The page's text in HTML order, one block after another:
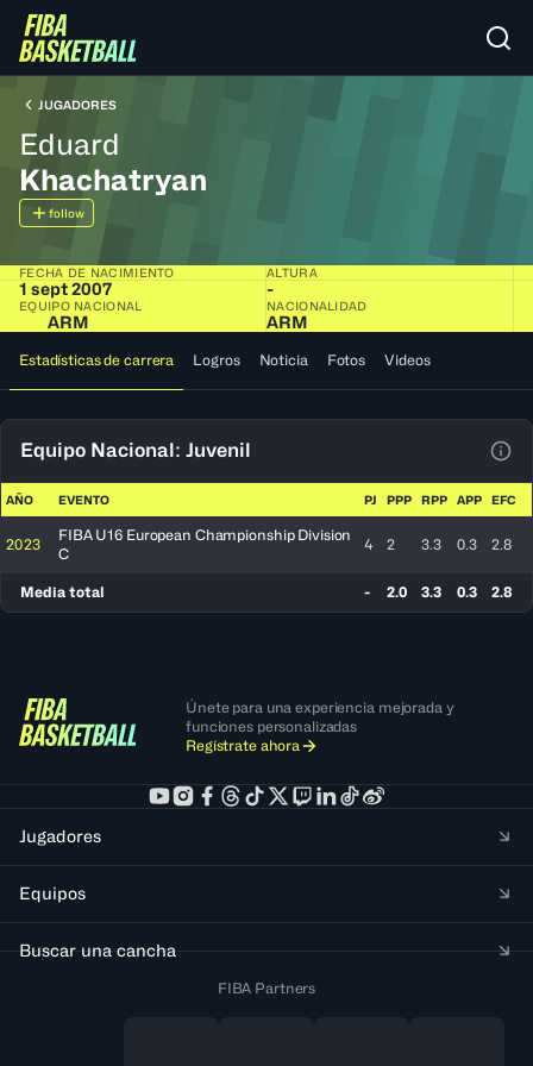
JUGADORES
Eduard
Khachatryan
follow
FECHA DE NACIMIENTO
1 sept 2007
ALTURA
-
EQUIPO NACIONAL
ARM
NACIONALIDAD
ARM
Estadísticas de carrera Logros Noticia Fotos Videos
Equipo Nacional: Juvenil
AÑO EVENTO PJ PPP RPP APP EFC
2023
FIBA U16 European Championship Division
C
4 2 3.3 0.3 2.8
Media total - 2.0 3.3 0.3 2.8
Únete para una experiencia mejorada y
funciones personalizadas
Regístrate ahora
Jugadores
Equipos
Buscar una cancha
FIBA Partners